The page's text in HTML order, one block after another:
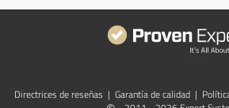
Directrices de reseñas | Garantía de calidad |